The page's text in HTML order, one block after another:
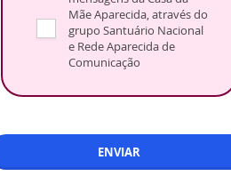
Mãe Aparecida, através do
grupo Santuário Nacional
e Rede Aparecida de
Comunicação
ENVIAR